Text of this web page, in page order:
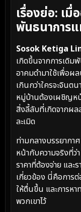
เรื่องย่อ: เ
พันธนาการ
Sosok Ketiga
เกิดขึ้นจากการเดิ
อาคมดำมาใช้เพื่อผ
เกินกว่าใครจะจินต
หมู่บ้านต้องเผชิญห
สิ่งลี้ลับที่เกิดจากผล
ละเมิด
ท่ามกลางบรรยาก
หน้ากับความจริงที่ว่
ราคาที่ต้องจ่าย แล
เกี่ยวข้อง นี่คือการ
ให้ตื่นขึ้น และการหา
พวกเขาไว้